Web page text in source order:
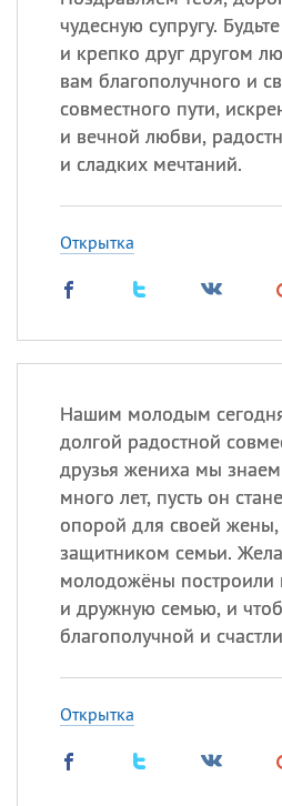
чудесную супругу.
и крепко друг другом
вам благополучного и
совместного пути,
и вечной любви,
и сладких мечтаний.
Открытка
Нашим молодым
долгой радостной
друзья жениха мы
много лет, пусть он
опорой для своей
защитником семьи.
молодожёны построили
и дружную семью, и
благополучной и
Открытка